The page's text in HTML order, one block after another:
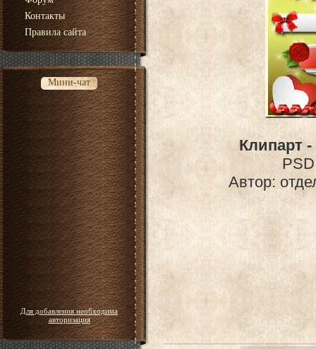
Контакты
Правила сайта
Мини-чат
Для добавления необходима
авторизация
Клипарт
Автор: